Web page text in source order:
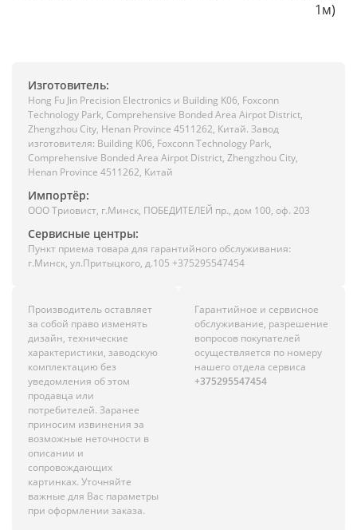
1м)
Изготовитель:
Hong Fu Jin Precision Electronics и Building K06, Foxconn
Technology Park, Comprehensive Bonded Area Airpot District,
Zhengzhou City, Henan Province 4511262, Китай. Завод
изготовителя: Building K06, Foxconn Technology Park,
Comprehensive Bonded Area Airpot District, Zhengzhou City,
Henan Province 4511262, Китай
Импортёр:
ООО Триовист, г.Минск, ПОБЕДИТЕЛЕЙ пр., дом 100, оф. 203
Сервисные центры:
Пункт приема товара для гарантийного обслуживания:
г.Минск, ул.Притыцкого, д.105 +375295547454
Производитель оставляет
за собой право изменять
дизайн, технические
характеристики, заводскую
комплектацию без
уведомления об этом
продавца или
потребителей. Заранее
приносим извинения за
возможные неточности в
описании и
сопровождающих
картинках. Уточняйте
важные для Вас параметры
при оформлении заказа.
Гарантийное и сервисное
обслуживание, разрешение
вопросов покупателей
осуществляется по номеру
нашего отдела сервиса
+375295547454